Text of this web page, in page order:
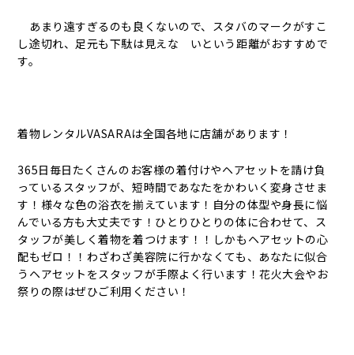
あまり遠すぎるのも良くないので、スタバのマークがすこ
し途切れ、足元も下駄は見えな いという距離がおすすめで
す。
着物レンタルVASARAは全国各地に店舗があります！
365日毎日たくさんのお客様の着付けやヘアセットを請け負
っているスタッフが、短時間であなたをかわいく変身させま
す！様々な色の浴衣を揃えています！自分の体型や身長に悩
んでいる方も大丈夫です！ひとりひとりの体に合わせて、ス
タッフが美しく着物を着つけます！！しかもヘアセットの心
配もゼロ！！わざわざ美容院に行かなくても、あなたに似合
うヘアセットをスタッフが手際よく行います！花火大会やお
祭りの際はぜひご利用ください！